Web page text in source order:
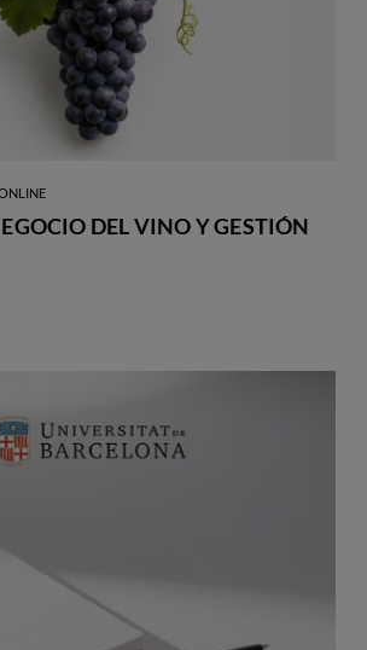
DEL VINO Y GESTIÓN